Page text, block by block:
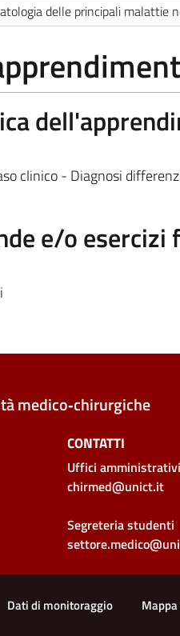
delle principali malattie
clinico - Diagnosi
e/o esercizi
medico‑chirurgiche
CONTATTI
Uffici amministrativi
chirmed@unict.it
Segreteria studenti
Dati di monitoraggio